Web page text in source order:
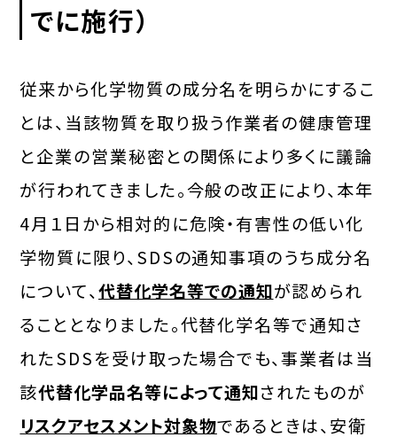
でに施行）
従来から化学物質の成分名を明らかにするこ
とは、当該物質を取り扱う作業者の健康管理
と企業の営業秘密との関係により多くに議論
が行われてきました。今般の改正により、本年
4月１日から相対的に危険・有害性の低い化
学物質に限り、SDSの通知事項のうち成分名
について、代替化学名等での通知が認められ
ることとなりました。代替化学名等で通知さ
れたSDSを受け取った場合でも、事業者は当
該代替化学品名等によって通知されたものが
リスクアセスメント対象物であるときは、安衛